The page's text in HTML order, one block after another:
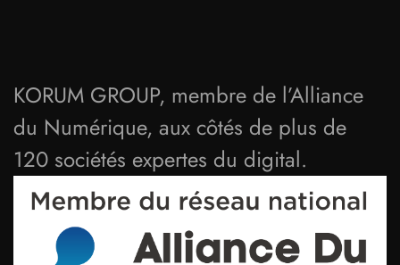
KORUM GROUP, membre de l’Alliance
du Numérique, aux côtés de plus de
120 sociétés expertes du digital.